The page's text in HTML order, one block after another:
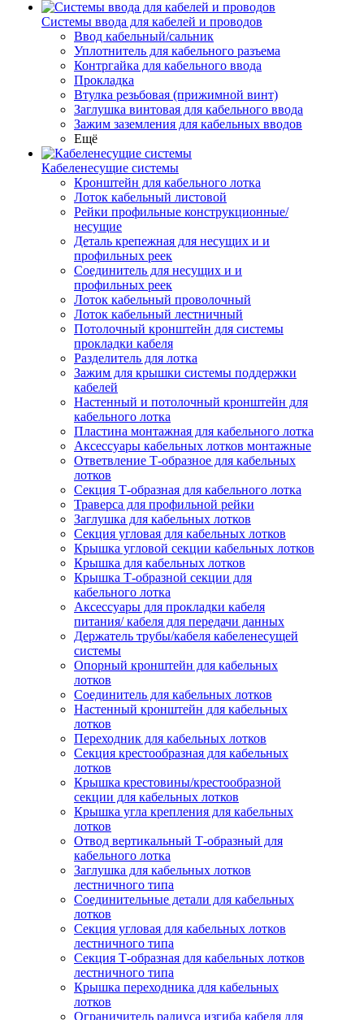
Системы ввода для кабелей и проводов
Ввод кабельный/сальник
Уплотнитель для кабельного разъема
Контргайка для кабельного ввода
Прокладка
Втулка резьбовая (прижимной винт)
Заглушка винтовая для кабельного ввода
Зажим заземления для кабельных вводов
Ещё
Кабеленесущие системы
Кронштейн для кабельного лотка
Лоток кабельный листовой
Рейки профильные конструкционные/
несущие
Деталь крепежная для несущих и и
профильных реек
Соединитель для несущих и и
профильных реек
Лоток кабельный проволочный
Лоток кабельный лестничный
Потолочный кронштейн для системы
прокладки кабеля
Разделитель для лотка
Зажим для крышки системы поддержки
кабелей
Настенный и потолочный кронштейн для
кабельного лотка
Пластина монтажная для кабельного лотка
Аксессуары кабельных лотков монтажные
Ответвление Т-образное для кабельных
лотков
Секция Т-образная для кабельного лотка
Траверса для профильной рейки
Заглушка для кабельных лотков
Секция угловая для кабельных лотков
Крышка угловой секции кабельных лотков
Крышка для кабельных лотков
Крышка Т-образной секции для
кабельного лотка
Аксессуары для прокладки кабеля
питания/ кабеля для передачи данных
Держатель трубы/кабеля кабеленесущей
системы
Опорный кронштейн для кабельных
лотков
Соединитель для кабельных лотков
Настенный кронштейн для кабельных
лотков
Переходник для кабельных лотков
Секция крестообразная для кабельных
лотков
Крышка крестовины/крестообразной
секции для кабельных лотков
Крышка угла крепления для кабельных
лотков
Отвод вертикальный Т-образный для
кабельного лотка
Заглушка для кабельных лотков
лестничного типа
Соединительные детали для кабельных
лотков
Секция угловая для кабельных лотков
лестничного типа
Секция Т-образная для кабельных лотков
лестничного типа
Крышка переходника для кабельных
лотков
Ограничитель радиуса изгиба кабеля для